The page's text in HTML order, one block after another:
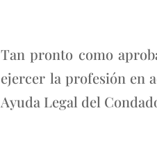
Tan pronto como
ejercer la profesión en
Ayuda Legal del